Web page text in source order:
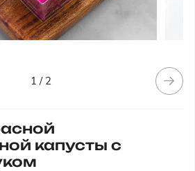
1 / 2
капусты с